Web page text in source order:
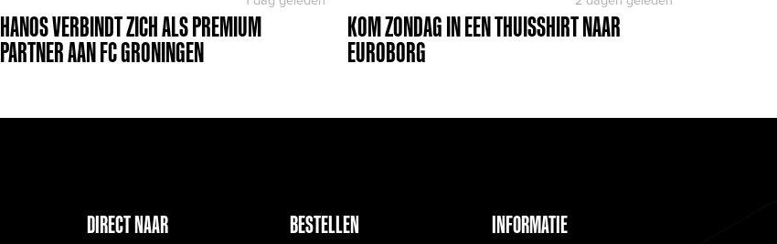
HANOS VERBINDT ZICH ALS PREMIUM
PARTNER AAN FC GRONINGEN
KOM ZONDAG IN EEN THUISSHIRT NAAR
EUROBORG
DIRECT NAAR BESTELLEN INFORMATIE